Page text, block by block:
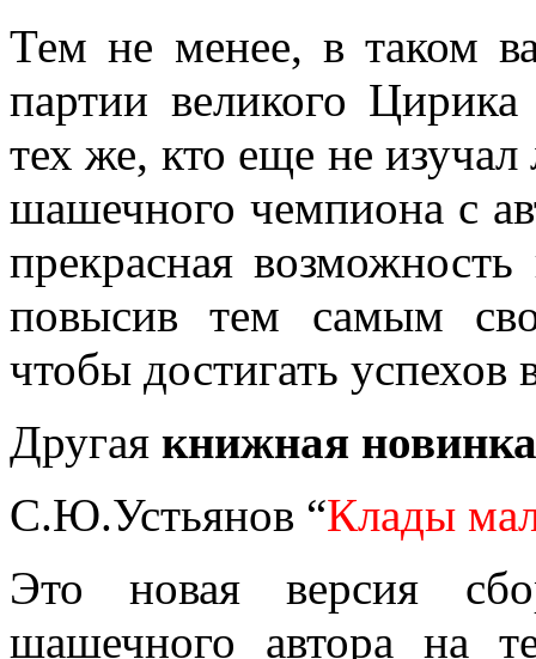
Тем не менее, в таком
партии великого
тех же, кто еще не
шашечного чемпиона с
прекрасная
повысив тем самым
чтобы достигать
Другая книжная новинка
С.Ю.Устьянов “Клады
Это новая версия
шашечного автора на